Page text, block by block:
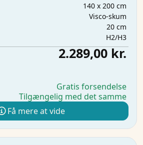
140 x 200 cm
Visco-skum
20 cm
H2/H3
2.289,00 kr.
Gratis forsendelse
Tilgængelig med det samme
Få mere at vide